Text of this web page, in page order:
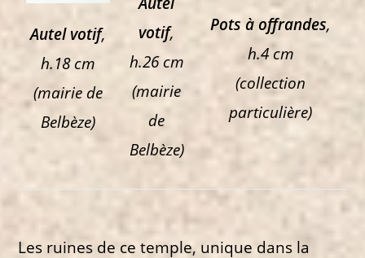
Autel votif,
h.18 cm
(mairie de
Belbèze)
votif,
h.26 cm
(mairie
de
Belbèze)
Pots à offrandes,
h.4 cm
(collection
particulière)
Les ruines de ce temple, unique dans la